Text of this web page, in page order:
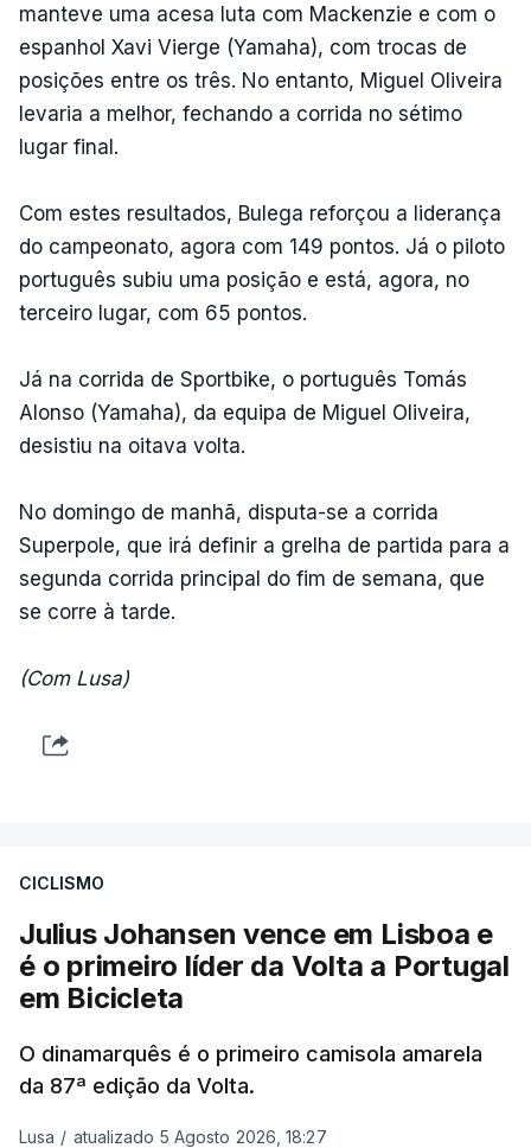
manteve uma acesa luta com Mackenzie e com o
espanhol Xavi Vierge (Yamaha), com trocas de
posições entre os três. No entanto, Miguel Oliveira
levaria a melhor, fechando a corrida no sétimo
lugar final.
Com estes resultados, Bulega reforçou a liderança
do campeonato, agora com 149 pontos. Já o piloto
português subiu uma posição e está, agora, no
terceiro lugar, com 65 pontos.
Já na corrida de Sportbike, o português Tomás
Alonso (Yamaha), da equipa de Miguel Oliveira,
desistiu na oitava volta.
No domingo de manhã, disputa-se a corrida
Superpole, que irá definir a grelha de partida para a
segunda corrida principal do fim de semana, que
se corre à tarde.
(Com Lusa)
CICLISMO
Julius Johansen vence em Lisboa e
é o primeiro líder da Volta a Portugal
em Bicicleta
O dinamarquês é o primeiro camisola amarela
da 87ª edição da Volta.
Lusa / atualizado 5 Agosto 2026, 18:27